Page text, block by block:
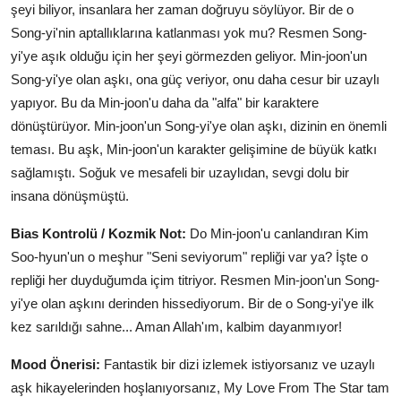
şeyi biliyor, insanlara her zaman doğruyu söylüyor. Bir de o
Song-yi'nin aptallıklarına katlanması yok mu? Resmen Song-
yi'ye aşık olduğu için her şeyi görmezden geliyor. Min-joon'un
Song-yi'ye olan aşkı, ona güç veriyor, onu daha cesur bir uzaylı
yapıyor. Bu da Min-joon'u daha da "alfa" bir karaktere
dönüştürüyor. Min-joon'un Song-yi'ye olan aşkı, dizinin en önemli
teması. Bu aşk, Min-joon'un karakter gelişimine de büyük katkı
sağlamıştı. Soğuk ve mesafeli bir uzaylıdan, sevgi dolu bir
insana dönüşmüştü.
Bias Kontrolü / Kozmik Not: Do Min-joon'u canlandıran Kim
Soo-hyun'un o meşhur "Seni seviyorum" repliği var ya? İşte o
repliği her duyduğumda içim titriyor. Resmen Min-joon'un Song-
yi'ye olan aşkını derinden hissediyorum. Bir de o Song-yi'ye ilk
kez sarıldığı sahne... Aman Allah'ım, kalbim dayanmıyor!
Mood Önerisi: Fantastik bir dizi izlemek istiyorsanız ve uzaylı
aşk hikayelerinden hoşlanıyorsanız, My Love From The Star tam